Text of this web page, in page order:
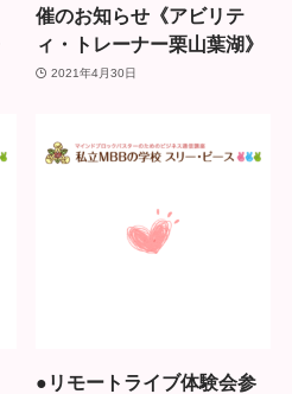
催のお知らせ《アビリテ
ィ・トレーナー栗山葉湖》
2021年4月30日
●リモートライブ体験会参